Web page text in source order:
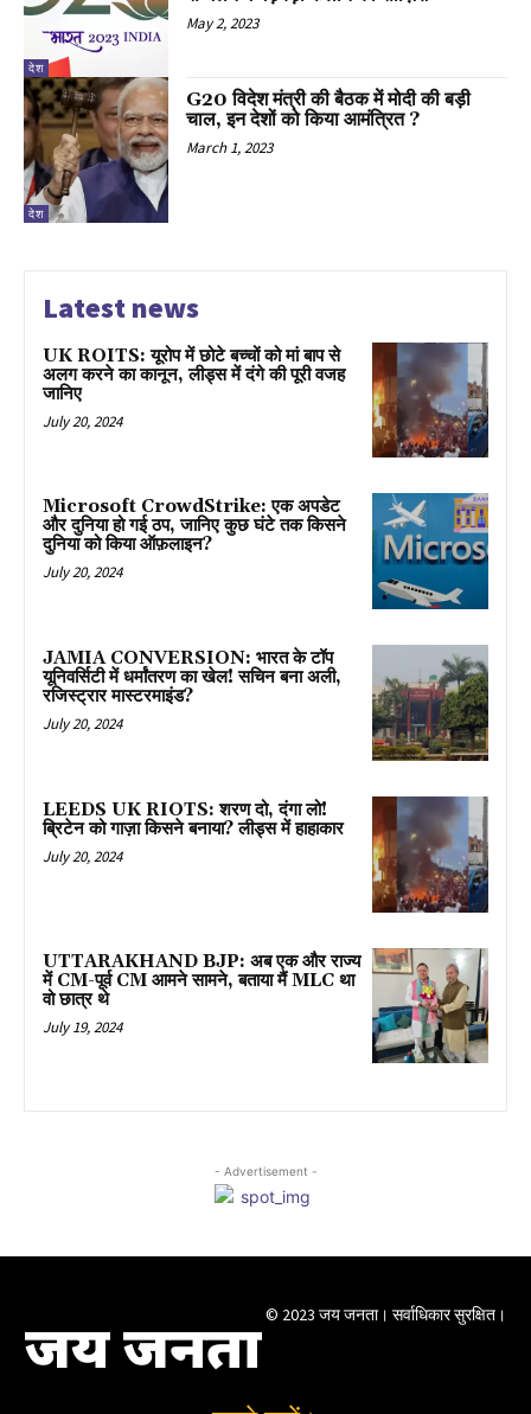
देश
May 2, 2023
देश
G20 विदेश मंत्री की बैठक में मोदी की बड़ी
चाल, इन देशों को किया आमंत्रित ?
March 1, 2023
Latest news
UK ROITS: यूरोप में छोटे बच्चों को मां बाप से
अलग करने का कानून, लीड्स में दंगे की पूरी वजह
जानिए
July 20, 2024
Microsoft CrowdStrike: एक अपडेट
और दुनिया हो गई ठप, जानिए कुछ घंटे तक किसने
दुनिया को किया ऑफ़लाइन?
July 20, 2024
JAMIA CONVERSION: भारत के टॉप
यूनिवर्सिटी में धर्मांतरण का खेल! सचिन बना अली,
रजिस्ट्रार मास्टरमाइंड?
July 20, 2024
LEEDS UK RIOTS: शरण दो, दंगा लो!
ब्रिटेन को गाज़ा किसने बनाया? लीड्स में हाहाकार
July 20, 2024
UTTARAKHAND BJP: अब एक और राज्य
में CM-पूर्व CM आमने सामने, बताया मैं MLC था
वो छात्र थे
July 19, 2024
- Advertisement -
जय जनता © 2023 जय जनता। सर्वाधिकार सुरक्षित।